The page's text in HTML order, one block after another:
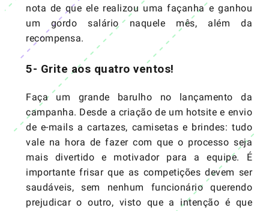
nota de que ele realizou uma façanha e ganhou
um gordo salário naquele mês, além da
recompensa.
5- Grite aos quatro ventos!
Faça um grande barulho no lançamento da
campanha. Desde a criação de um hotsite e envio
de e-mails a cartazes, camisetas e brindes: tudo
vale na hora de fazer com que o processo seja
mais divertido e motivador para a equipe. É
importante frisar que as competições devem ser
saudáveis, sem nenhum funcionário querendo
prejudicar o outro, visto que a intenção é que